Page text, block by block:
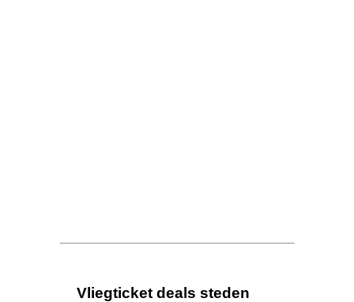
Vliegticket deals steden